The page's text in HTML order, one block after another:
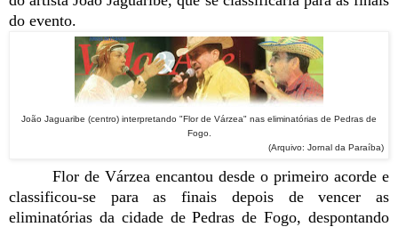
do evento.
João Jaguaribe (centro) interpretando "Flor de Várzea" nas eliminatórias de Pedras de
Fogo.
(Arquivo: Jornal da Paraíba)
Flor de Várzea encantou desde o primeiro acorde e
classificou-se para as finais depois de vencer as
eliminatórias da cidade de Pedras de Fogo, despontando